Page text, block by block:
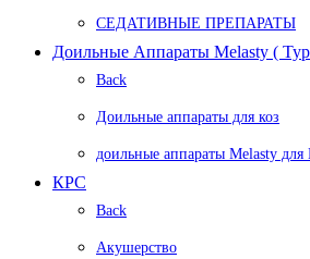
СЕДАТИВНЫЕ ПРЕПАРАТЫ
Доильные Аппараты Melasty (
Back
Доильные аппараты для коз
доильные аппараты Melasty
КРС
Back
Акушерство